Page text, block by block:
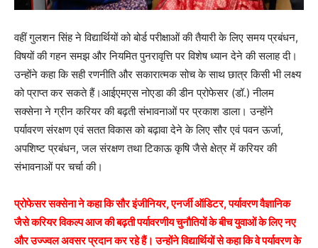
वहीं गुलशन सिंह ने विद्यार्थियों को बोर्ड परीक्षाओं की तैयारी के लिए समय प्रबंधन,
विषयों की गहन समझ और नियमित पुनरावृत्ति पर विशेष ध्यान देने की सलाह दी।
उन्होंने कहा कि सही रणनीति और सकारात्मक सोच के साथ छात्र किसी भी लक्ष्य
को प्राप्त कर सकते हैं।आईएमएस नोएडा की डीन प्रोफेसर (डॉ.) नीलम
सक्सेना ने ग्रीन करियर की बढ़ती संभावनाओं पर प्रकाश डाला। उन्होंने
पर्यावरण संरक्षण एवं सतत विकास को बढ़ावा देने के लिए सौर एवं पवन ऊर्जा,
अपशिष्ट प्रबंधन, जल संरक्षण तथा टिकाऊ कृषि जैसे क्षेत्र में करियर की
संभावनाओं पर चर्चा की।
प्रोफेसर सक्सेना ने कहा कि सौर इंजीनियर, एनर्जी ऑडिटर, पर्यावरण वैज्ञानिक
जैसे करियर विकल्प आज की बढ़ती पर्यावरणीय चुनौतियों के बीच युवाओं के लिए नए
और उज्ज्वल अवसर प्रदान कर रहे हैं। उन्होंने विद्यार्थियों से कहा कि वे पर्यावरण के